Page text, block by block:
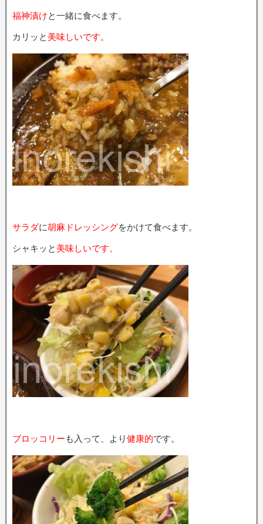
福神漬けと一緒に食べます。
カリッと 美味しいです。
サラダに胡麻ドレッシングをかけて食べます。
シャキッと 美味しいです。
ブロッコリー も入って、より健康的です。